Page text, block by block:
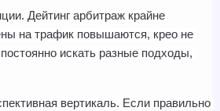
Дейтинг арбитраж крайне
на трафик повышаются, крео не
искать разные подходы,
вертикаль. Если правильно